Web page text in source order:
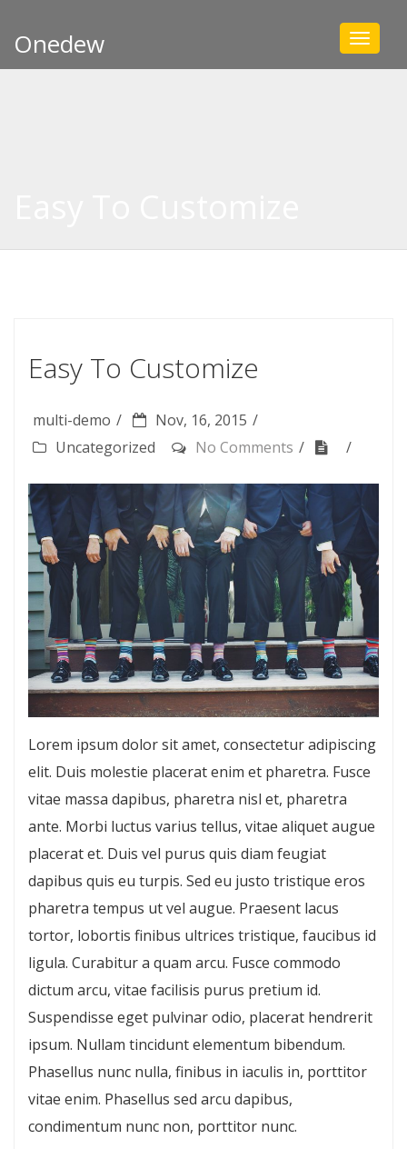
Onedew
Toggle
Easy To Customize
multi-demo
Nov, 16, 2015
Uncategorized
No Comments
Lorem ipsum dolor sit amet, consectetur adipiscing
elit. Duis molestie placerat enim et pharetra. Fusce
vitae massa dapibus, pharetra nisl et, pharetra
ante. Morbi luctus varius tellus, vitae aliquet augue
placerat et. Duis vel purus quis diam feugiat
dapibus quis eu turpis. Sed eu justo tristique eros
pharetra tempus ut vel augue. Praesent lacus
tortor, lobortis finibus ultrices tristique, faucibus id
ligula. Curabitur a quam arcu. Fusce commodo
dictum arcu, vitae facilisis purus pretium id.
Suspendisse eget pulvinar odio, placerat hendrerit
ipsum. Nullam tincidunt elementum bibendum.
Phasellus nunc nulla, finibus in iaculis in, porttitor
vitae enim. Phasellus sed arcu dapibus,
condimentum nunc non, porttitor nunc.